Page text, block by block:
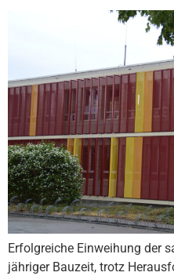
Erfolgreiche Einweihung der
jähriger Bauzeit, trotz